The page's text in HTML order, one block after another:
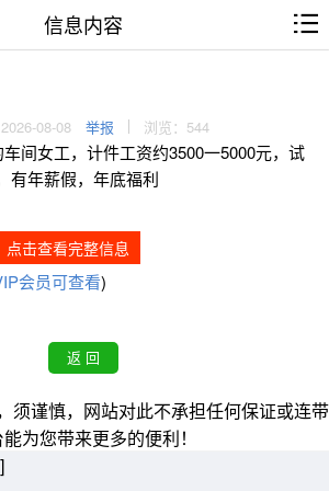
信息内容
08-08 举报 浏览：544
间女工，计件工资约3500一5000元，试
有年薪假，年底福利
点击查看完整信息
会员可查看)
须谨慎，网站对此不承担任何保证或连带
为您带来更多的便利！
]